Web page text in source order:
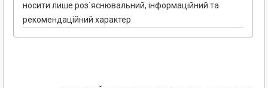
носити лише роз`яснювальний, інформаційний та
рекомендаційний характер